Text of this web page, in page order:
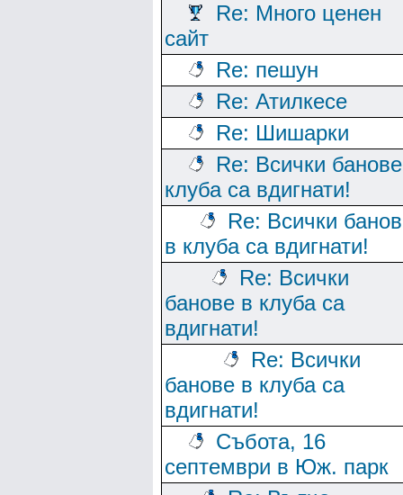
Re: Много ценен
сайт
Re: пешун
Re: Атилкесе
Re: Шишарки
Re: Всички
клуба са вдигнати!
Re: Всички
в клуба са вдигнати!
Re: Всички
банове в клуба са
вдигнати!
Re: Всички
банове в клуба са
вдигнати!
Събота, 16
септември в Юж. парк